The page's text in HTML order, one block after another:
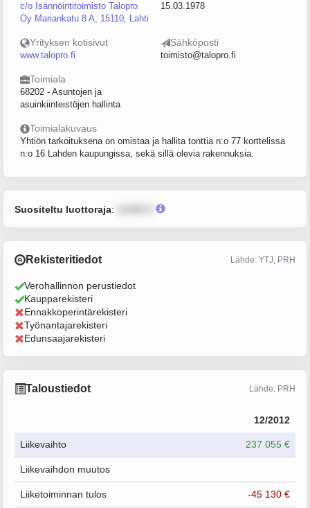
c/o Isännöintitoimisto Talopro
Oy Mariankatu 8 A, 15110, Lahti
15.03.1978
Yrityksen kotisivut
www.talopro.fi
Sähköposti
toimisto@talopro.fi
Toimiala
68202 - Asuntojen ja
asuinkiinteistöjen hallinta
Toimialakuvaus
Yhtiön tarkoituksena on omistaa ja hallita tonttia n:o 77 korttelissa
n:o 16 Lahden kaupungissa, sekä sillä olevia rakennuksia.
Suositeltu luottoraja:
Rekisteritiedot Lähde: YTJ, PRH
Verohallinnon perustiedot
Kaupparekisteri
Ennakkoperintärekisteri
Työnantajarekisteri
Edunsaajarekisteri
Taloustiedot Lähde: PRH
12/2012
Liikevaihto 237 055 €
Liikevaihdon muutos
Liiketoiminnan tulos -45 130 €